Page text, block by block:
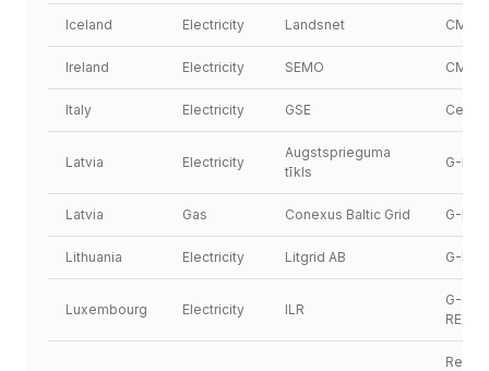
Iceland Electricity Landsnet
Ireland Electricity SEMO
Italy Electricity GSE
Latvia Electricity
Augstsprieguma
tīkls
G-
Latvia Gas Conexus Baltic Grid G-
Lithuania Electricity Litgrid AB G-
Luxembourg Electricity ILR
G-